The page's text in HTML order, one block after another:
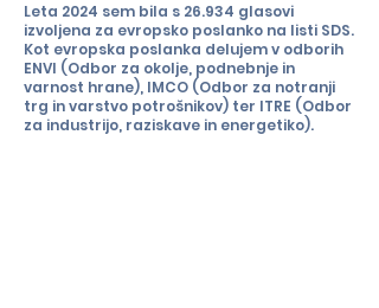
Leta 2024 sem bila s 26.934 glasovi
izvoljena za evropsko poslanko na listi SDS.
Kot evropska poslanka delujem v odborih
ENVI (Odbor za okolje, podnebnje in
varnost hrane), IMCO (Odbor za notranji
trg in varstvo potrošnikov) ter ITRE (Odbor
za industrijo, raziskave in energetiko).